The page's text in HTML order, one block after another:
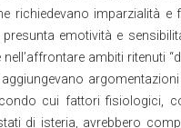
richiedevano imparzialità e
emotività e
ambiti ritenuti
cui fattori fisiologici,
di isteria, avrebbero